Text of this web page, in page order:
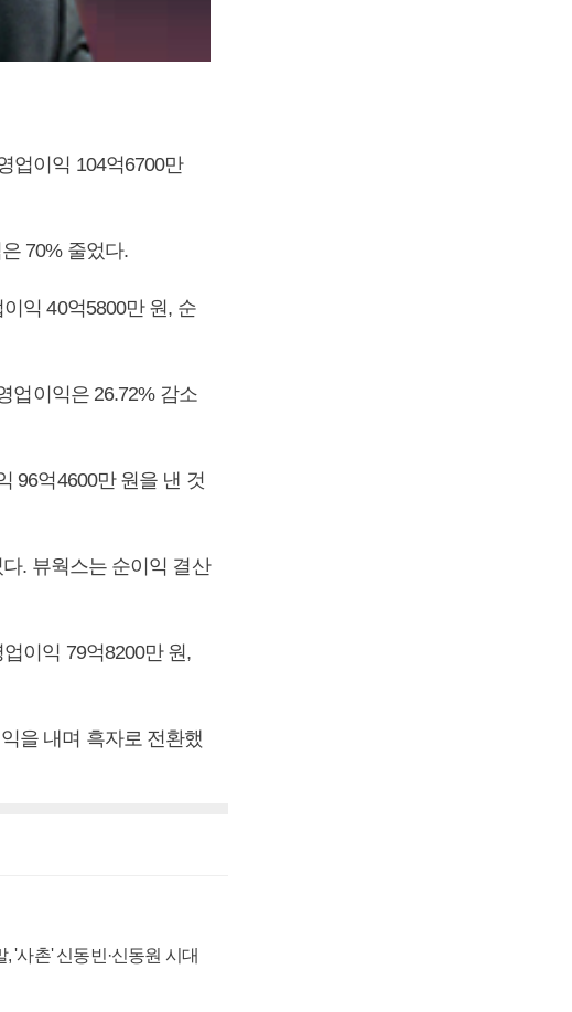
업이익 104억6700만
70% 줄었다.
익 40억5800만 원, 순
업이익은 26.72% 감소
96억4600만 원을 낸 것
. 뷰웍스는 순이익 결산
이익 79억8200만 원,
을 내며 흑자로 전환했
'사촌' 신동빈·신동원 시대